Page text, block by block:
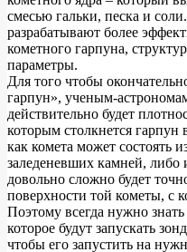
смесью гальки, песка и
разрабатывают более
кометного гарпуна,
параметры.
Для того чтобы
гарпун», ученым-
действительно будет
которым столкнется гарпун
как комета может состоять
заледеневших камней,
довольно сложно будет
поверхности той кометы, с
Поэтому всегда нужно знать
которое будут запускать
чтобы его запустить на